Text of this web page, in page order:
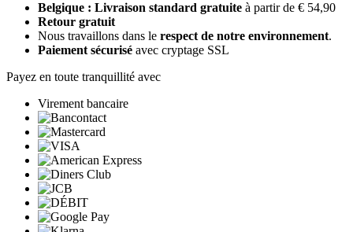
Belgique : Livraison standard gratuite à partir de € 54,90
Retour gratuit
Nous travaillons dans le respect de notre environnement.
Paiement sécurisé avec cryptage SSL
Payez en toute tranquillité avec
Virement bancaire